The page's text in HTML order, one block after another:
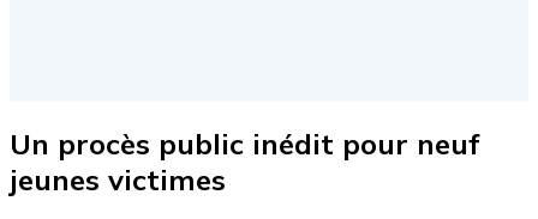
Un procès public inédit pour neuf
jeunes victimes